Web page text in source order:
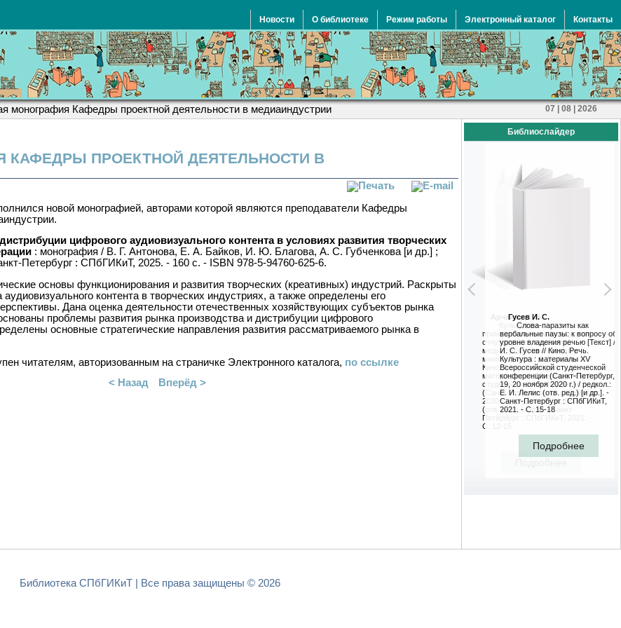
Контакты
Электронный каталог
Режим работы
О библиотеке
Новости
монография Кафедры проектной деятельности в медиаиндустрии 07 | 08 | 2026
КАФЕДРЫ ПРОЕКТНОЙ ДЕЯТЕЛЬНОСТИ В
новой монографией, авторами которой являются преподаватели Кафедры
цифрового аудиовизуального контента в условиях развития творческих
: монография / В. Г. Антонова, Е. А. Байков, И. Ю. Благова, А. С. Губченкова [и др.] ;
Петербург : СПбГИКиТ, 2025. - 160 с. - ISBN 978-5-94760-625-6.
основы функционирования и развития творческих (креативных) индустрий. Раскрыты
контента в творческих индустриях, а также определены его
Дана оценка деятельности отечественных хозяйствующих субъектов рынка
проблемы развития рынка производства и дистрибуции цифрового
основные стратегические направления развития рассматриваемого рынка в
читателям, авторизованным на страничке Электронного каталога, по ссылке
< Назад
Вперёд >
Библиослайдер
Арчаков Д. В.
Культурная
принадлежность и культурная
отчужденность субъекта
медиасреды через призму
мемов [Текст] / Д. В. Арчаков //
Кино. Речь. Культура :
материалы XV Всероссийской
студенческой конференции
(Санкт-Петербург, 19, 20 ноября
2020 г.) / редкол.: Е. И. Лелис
(отв. ред.) [и др.]. - Санкт-
Петербург : СПбГИКиТ, 2021. -
С. 12-15
Гусев И. С.
Слова-паразиты как
вербальные паузы: к вопросу об
уровне владения речью [Текст] /
И. С. Гусев // Кино. Речь.
Культура : материалы XV
Всероссийской студенческой
конференции (Санкт-Петербург,
19, 20 ноября 2020 г.) / редкол.:
Е. И. Лелис (отв. ред.) [и др.]. -
Санкт-Петербург : СПбГИКиТ,
2021. - С. 15-18
Подробнее
Библиотека СПбГИКиТ | Все права защищены © 2026